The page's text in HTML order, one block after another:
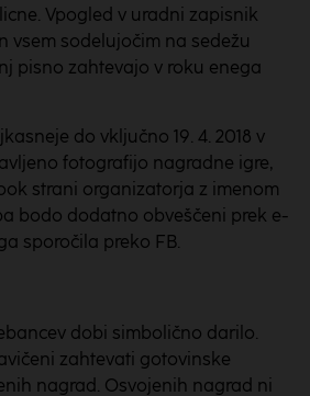
Vpogled v uradni zapisnik
vsem sodelujočim na sedežu
pisno zahtevajo v roku enega
do vključno 19. 4. 2018 v
fotografijo nagradne igre,
strani organizatorja z imenom
bodo dodatno obveščeni prek e-
sporočila preko FB.
dobi simbolično darilo.
zahtevati gotovinske
nagrad. Osvojenih nagrad ni